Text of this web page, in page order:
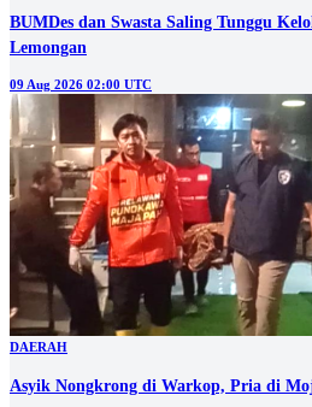
BUMDes dan Swasta Saling Tunggu
Lemongan
09 Aug 2026 02:00 UTC
DAERAH
Asyik Nongkrong di Warkop, Pria di